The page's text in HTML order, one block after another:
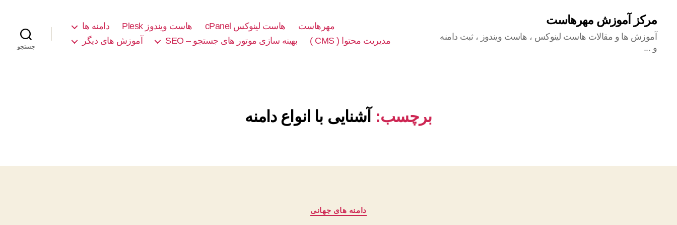
مرکز آموزش مهرهاست
آموزش ها و مقالات هاست لینوکس ، هاست ویندوز ، ثبت دامنه
و ...
مهرهاست هاست لینوکس cPanel هاست ویندوز Plesk
دامنه ها
مدیریت محتوا ( CMS )
بهینه سازی موتور های جستجو – SEO آموزش های دیگر
جستجو
برچسب: آشنایی با انواع دامنه
دسته‌ها
دامنه های جهانی